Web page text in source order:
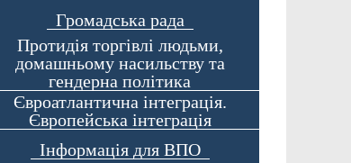
Громадська рада
Протидія торгівлі людьми,
домашньому насильству та
гендерна політика
Євроатлантична інтеграція.
Європейська інтеграція
Інформація для ВПО